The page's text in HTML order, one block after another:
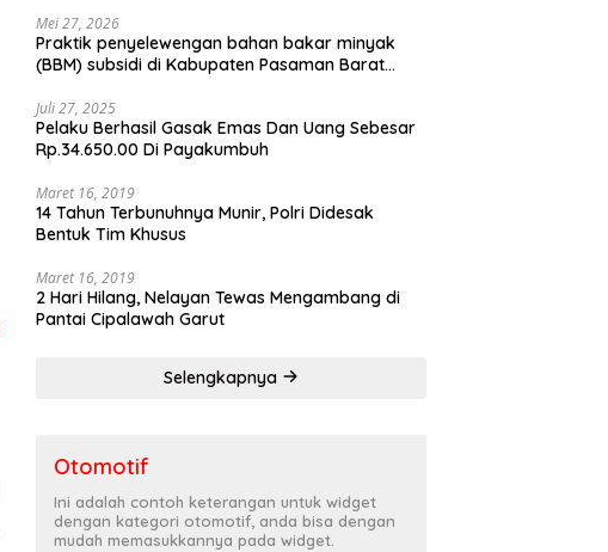
Mei 27, 2026
Praktik penyelewengan bahan bakar minyak
(BBM) subsidi di Kabupaten Pasaman Barat
Juli 27, 2025
Pelaku Berhasil Gasak Emas Dan Uang Sebesar
Rp.34.650.00 Di Payakumbuh
Maret 16, 2019
14 Tahun Terbunuhnya Munir, Polri Didesak
Bentuk Tim Khusus
Maret 16, 2019
2 Hari Hilang, Nelayan Tewas Mengambang di
Pantai Cipalawah Garut
Selengkapnya
Otomotif
Ini adalah contoh keterangan untuk widget
dengan kategori otomotif, anda bisa dengan
mudah memasukkannya pada widget.